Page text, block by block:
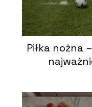
Piłka nożna